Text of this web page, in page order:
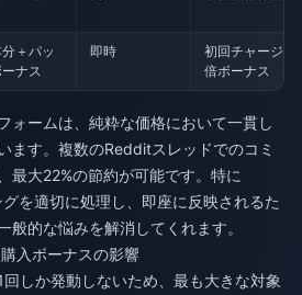
＋パッ
ナス
即時
初回チャージ2
倍ボーナス
ォームは、純粋な価格において一貫し
ます。複数のRedditスレッドでのコミ
最大22%の節約が可能です。特に
を適切に処理し、即座に反映されるた
般的な悩みを解消してくれます。
入ボーナスの影響
しか発動しないため、最も大きな対象